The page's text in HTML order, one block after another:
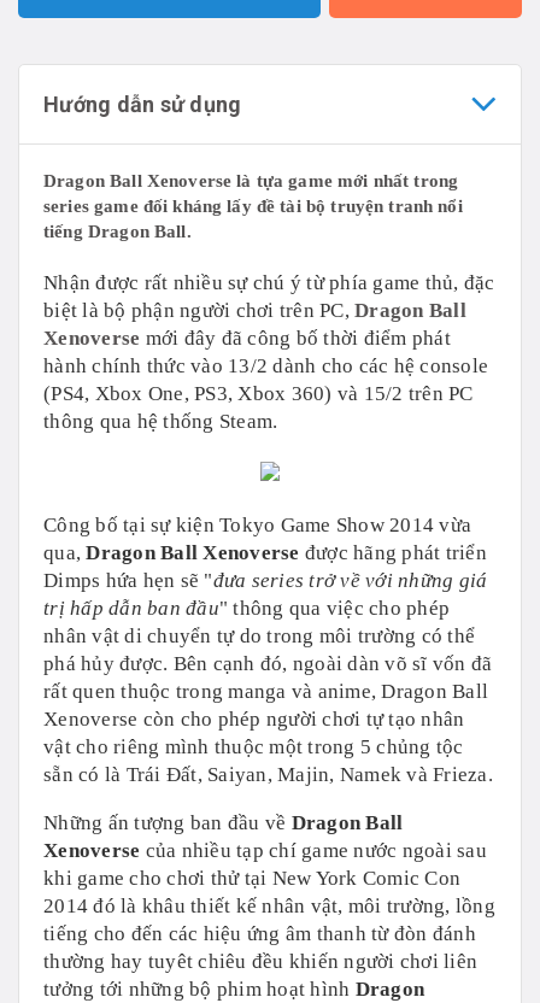
Hướng dẫn sử dụng
Dragon Ball Xenoverse là tựa game mới nhất trong
series game đối kháng lấy đề tài bộ truyện tranh nổi
tiếng Dragon Ball.
Nhận được rất nhiều sự chú ý từ phía game thủ, đặc
biệt là bộ phận người chơi trên PC, Dragon Ball
Xenoverse mới đây đã công bố thời điểm phát
hành chính thức vào 13/2 dành cho các hệ console
(PS4, Xbox One, PS3, Xbox 360) và 15/2 trên PC
thông qua hệ thống Steam.
Công bố tại sự kiện Tokyo Game Show 2014 vừa
qua,Dragon Ball Xenoverse được hãng phát triển
Dimps hứa hẹn sẽ "đưa series trở về với những giá
trị hấp dẫn ban đầu" thông qua việc cho phép
nhân vật di chuyển tự do trong môi trường có thể
phá hủy được. Bên cạnh đó, ngoài dàn võ sĩ vốn đã
rất quen thuộc trong manga và anime, Dragon Ball
Xenoverse còn cho phép người chơi tự tạo nhân
vật cho riêng mình thuộc một trong 5 chủng tộc
sẵn có là Trái Đất, Saiyan, Majin, Namek và Frieza.
Những ấn tượng ban đầu về Dragon Ball
Xenoverse của nhiều tạp chí game nước ngoài sau
khi game cho chơi thử tại New York Comic Con
2014 đó là khâu thiết kế nhân vật, môi trường, lồng
tiếng cho đến các hiệu ứng âm thanh từ đòn đánh
thường hay tuyêt chiêu đều khiến người chơi liên
tưởng tới những bộ phim hoạt hình Dragon